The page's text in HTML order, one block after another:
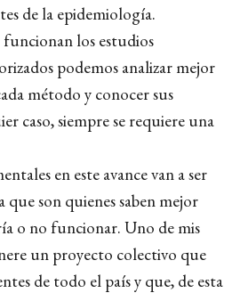
de la epidemiología.
los estudios
podemos analizar mejor
método y conocer sus
caso, siempre se requiere una
en este avance van a ser
que son quienes saben mejor
o no funcionar. Uno de mis
un proyecto colectivo que
de todo el país y que, de esta